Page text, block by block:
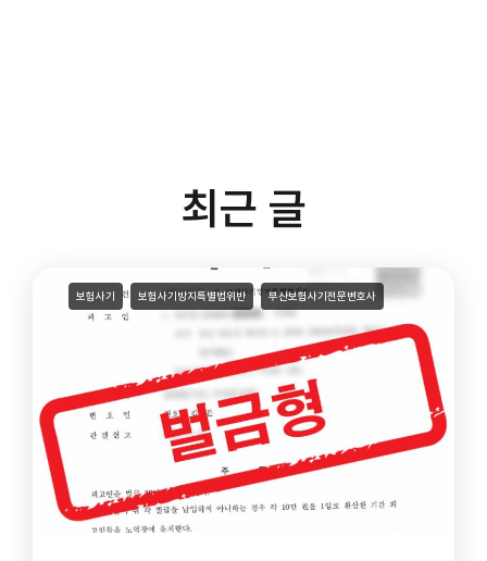
최근 글
보험사기 보험사기방지특별법위반 부산보험사기전문변호사